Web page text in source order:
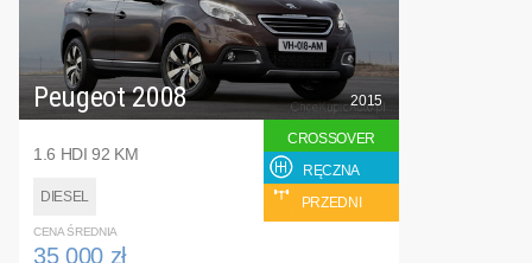
Peugeot 2008
1.6 HDI 92 KM
DIESEL
2015
CROSSOVER
RĘCZNA
PRZEDNI
CENA ŚREDNIA
35 000 zł